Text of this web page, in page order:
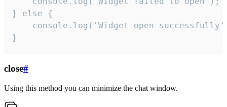
} else {
console.log('Widget open
}
close#
Using this method you can minimize the chat window.